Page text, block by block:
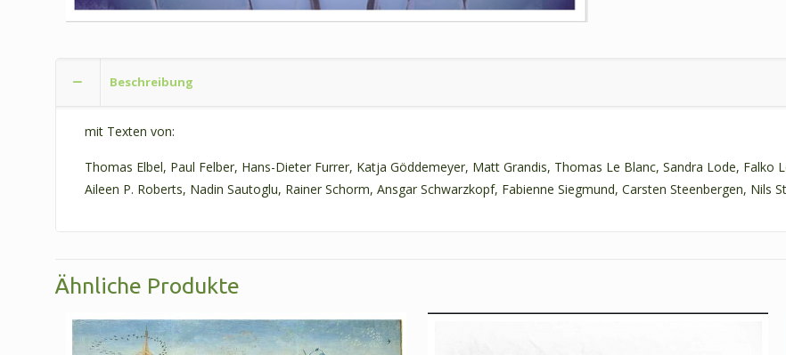
Beschreibung
mit Texten von:
Thomas Elbel, Paul Felber, Hans-Dieter Furrer, Katja Göddemeyer, Matt Grandis, Thomas Le Blanc, Sandra Lode,
Aileen P. Roberts, Nadin Sautoglu, Rainer Schorm, Ansgar Schwarzkopf, Fabienne Siegmund, Carsten Steenbergen, Nils
Ähnliche Produkte